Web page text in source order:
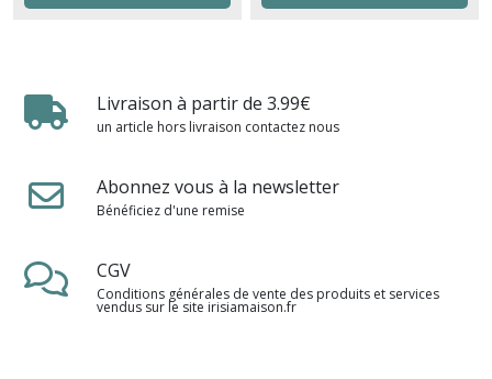
Livraison à partir de 3.99€
un article hors livraison contactez nous
Abonnez vous à la newsletter
Bénéficiez d'une remise
CGV
Conditions générales de vente des produits et services
vendus sur le site irisiamaison.fr